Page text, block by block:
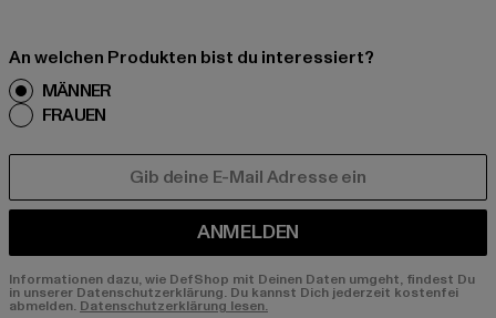
An welchen Produkten bist du interessiert?
MÄNNER
FRAUEN
ANMELDEN
Informationen dazu, wie DefShop mit Deinen Daten umgeht, findest Du
in unserer Datenschutzerklärung. Du kannst Dich jederzeit kostenfei
abmelden. Datenschutzerklärung lesen.